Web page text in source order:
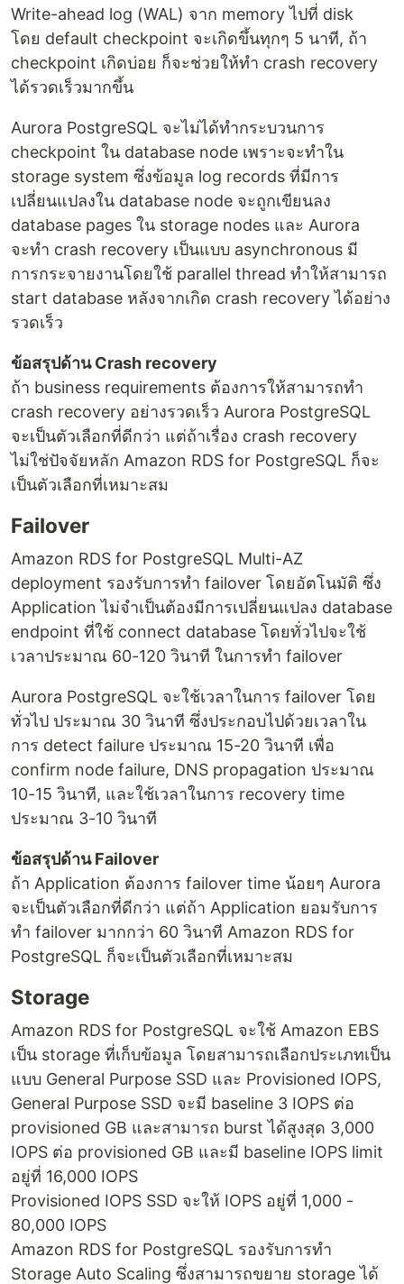
Write-ahead log (WAL) จาก memory ไปที่ disk
โดย default checkpoint จะเกิดขึ้นทุกๆ 5 นาที, ถ้า
checkpoint เกิดบ่อย ก็จะช่วยให้ทำ crash recovery
ได้รวดเร็วมากขึ้น
Aurora PostgreSQL จะไม่ได้ทำกระบวนการ
checkpoint ใน database node เพราะจะทำใน
storage system ซึ่งข้อมูล log records ที่มีการ
เปลี่ยนแปลงใน database node จะถูกเขียนลง
database pages ใน storage nodes และ Aurora
จะทำ crash recovery เป็นแบบ asynchronous มี
การกระจายงานโดยใช้ parallel thread ทำให้สามารถ
start database หลังจากเกิด crash recovery ได้อย่าง
รวดเร็ว
ข้อสรุปด้าน Crash recovery
ถ้า business requirements ต้องการให้สามารถทำ
crash recovery อย่างรวดเร็ว Aurora PostgreSQL
จะเป็นตัวเลือกที่ดีกว่า แต่ถ้าเรื่อง crash recovery
ไม่ใช่ปัจจัยหลัก Amazon RDS for PostgreSQL ก็จะ
เป็นตัวเลือกที่เหมาะสม
Failover
Amazon RDS for PostgreSQL Multi-AZ
deployment รองรับการทำ failover โดยอัตโนมัติ ซึ่ง
Application ไม่จำเป็นต้องมีการเปลี่ยนแปลง database
endpoint ที่ใช้ connect database โดยทั่วไปจะใช้
เวลาประมาณ 60-120 วินาที ในการทำ failover
Aurora PostgreSQL จะใช้เวลาในการ failover โดย
ทั่วไป ประมาณ 30 วินาที ซึ่งประกอบไปด้วยเวลาใน
การ detect failure ประมาณ 15-20 วินาที เพื่อ
confirm node failure, DNS propagation ประมาณ
10-15 วินาที, และใช้เวลาในการ recovery time
ประมาณ 3-10 วินาที
ข้อสรุปด้าน Failover
ถ้า Application ต้องการ failover time น้อยๆ Aurora
จะเป็นตัวเลือกที่ดีกว่า แต่ถ้า Application ยอมรับการ
ทำ failover มากกว่า 60 วินาที Amazon RDS for
PostgreSQL ก็จะเป็นตัวเลือกที่เหมาะสม
Storage
Amazon RDS for PostgreSQL จะใช้ Amazon EBS
เป็น storage ที่เก็บข้อมูล โดยสามารถเลือกประเภทเป็น
แบบ General Purpose SSD และ Provisioned IOPS,
General Purpose SSD จะมี baseline 3 IOPS ต่อ
provisioned GB และสามารถ burst ได้สูงสุด 3,000
IOPS ต่อ provisioned GB และมี baseline IOPS limit
อยู่ที่ 16,000 IOPS
Provisioned IOPS SSD จะให้ IOPS อยู่ที่ 1,000 -
80,000 IOPS
Amazon RDS for PostgreSQL รองรับการทำ
Storage Auto Scaling ซึ่งสามารถขยาย storage ได้